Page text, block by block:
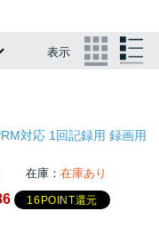
表示
対応 1回記録用 録画用
在庫： 在庫あり
16POINT還元